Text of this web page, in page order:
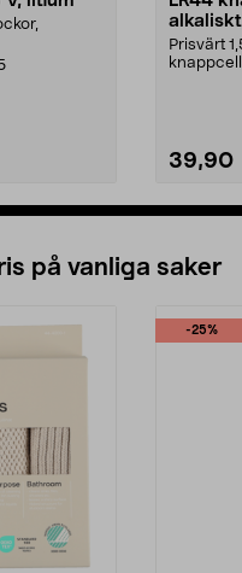
alkaliskt
Prisvärt
39,90
på vanliga saker
-25%